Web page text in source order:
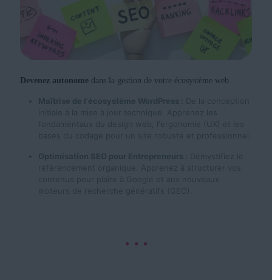
Devenez autonome dans la gestion de votre écosystème web.